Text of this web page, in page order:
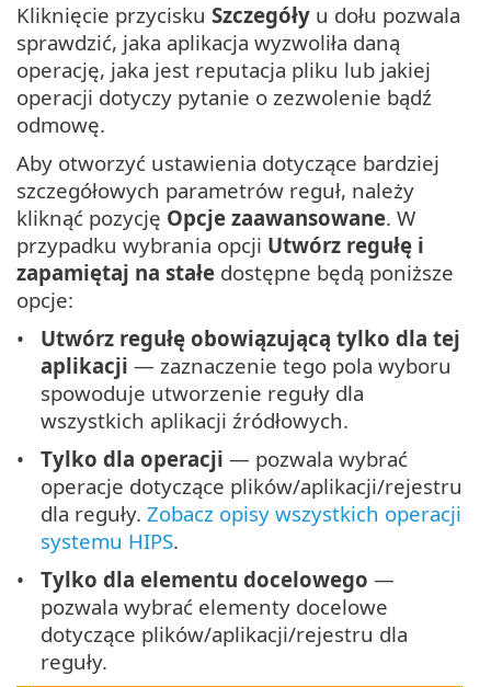
Kliknięcie przycisku Szczegóły u dołu pozwala
sprawdzić, jaka aplikacja wyzwoliła daną
operację, jaka jest reputacja pliku lub jakiej
operacji dotyczy pytanie o zezwolenie bądź
odmowę.
Aby otworzyć ustawienia dotyczące bardziej
szczegółowych parametrów reguł, należy
kliknąć pozycję Opcje zaawansowane. W
przypadku wybrania opcji Utwórz regułę i
zapamiętaj na stałe dostępne będą poniższe
opcje:
Utwórz regułę obowiązującą tylko dla tej
aplikacji — zaznaczenie tego pola wyboru
spowoduje utworzenie reguły dla
wszystkich aplikacji źródłowych.
Tylko dla operacji — pozwala wybrać
operacje dotyczące plików/aplikacji/rejestru
dla reguły.Zobacz opisy wszystkich operacji
systemu HIPS.
Tylko dla elementu docelowego —
pozwala wybrać elementy docelowe
dotyczące plików/aplikacji/rejestru dla
reguły.